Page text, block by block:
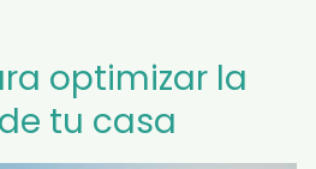
optimizar la
tu casa